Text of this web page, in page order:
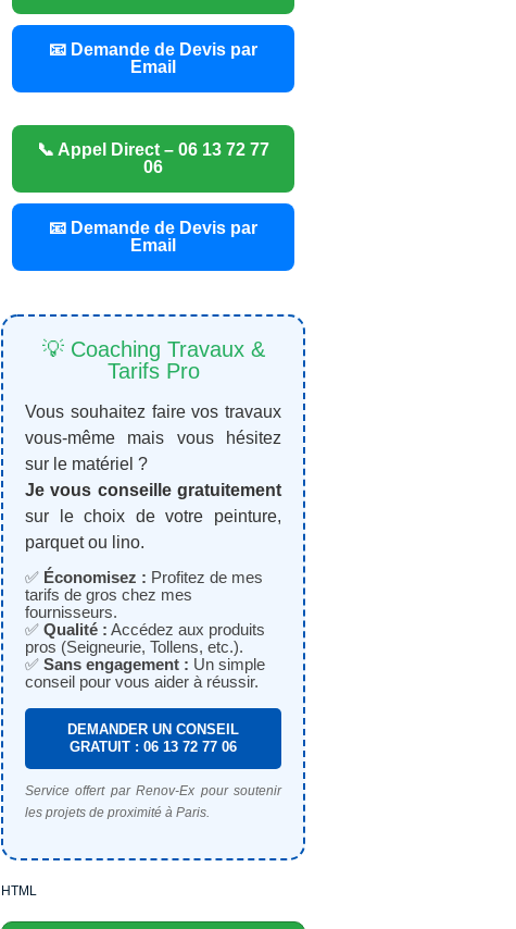
📧 Demande de Devis par
Email
📞 Appel Direct – 06 13 72 77
06
📧 Demande de Devis par
Email
💡 Coaching Travaux &
Tarifs Pro
Vous souhaitez faire vos travaux
vous-même mais vous hésitez
sur le matériel ?
Je vous conseille gratuitement
sur le choix de votre peinture,
parquet ou lino.
✅ Économisez : Profitez de mes
tarifs de gros chez mes
fournisseurs.
✅ Qualité : Accédez aux produits
pros (Seigneurie, Tollens, etc.).
✅ Sans engagement : Un simple
conseil pour vous aider à réussir.
DEMANDER UN CONSEIL
GRATUIT : 06 13 72 77 06
Service offert par Renov-Ex pour soutenir
les projets de proximité à Paris.
HTML